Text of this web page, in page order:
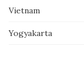
Vietnam
Yogyakarta